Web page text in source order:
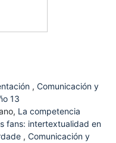
, Comunicación y
13
La competencia
fans: intertextualidad en
, Comunicación y